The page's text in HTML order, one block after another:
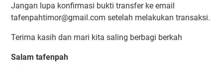
Jangan lupa konfirmasi bukti transfer ke email
tafenpahtimor@gmail.com setelah melakukan transaksi.
Terima kasih dan mari kita saling berbagi berkah
Salam tafenpah